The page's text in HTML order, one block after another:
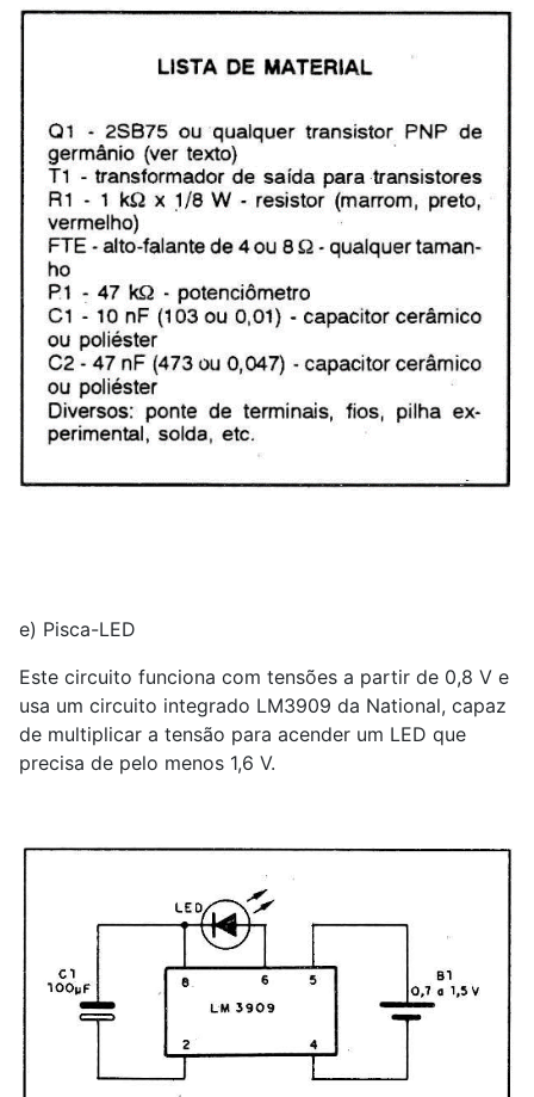
e) Pisca-LED
Este circuito funciona com tensões a partir de 0,8 V e
usa um circuito integrado LM3909 da National, capaz
de multiplicar a tensão para acender um LED que
precisa de pelo menos 1,6 V.